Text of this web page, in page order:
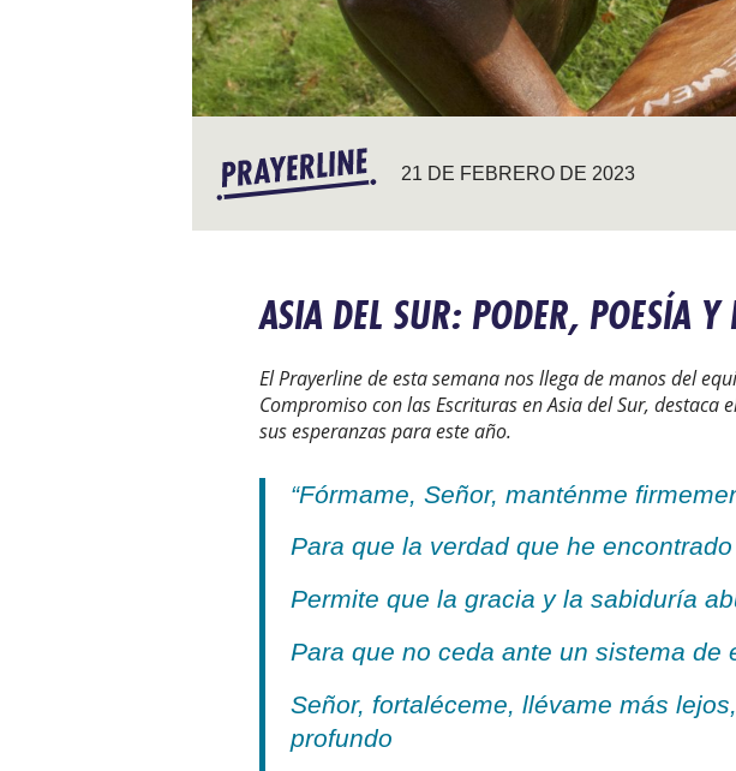
21 DE FEBRERO DE 2023
ASIA DEL SUR: PODER, POESÍA Y
El Prayerline de esta semana nos llega de manos del
Compromiso con las Escrituras en Asia del Sur,
sus esperanzas para este año.
“Fórmame, Señor, manténme
Para que la verdad que he
Permite que la gracia y la sabiduría
Para que no ceda ante un sistema de
Señor, fortaléceme, llévame más
profundo